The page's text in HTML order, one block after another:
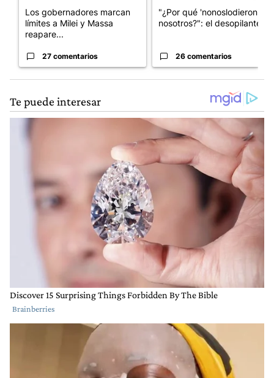
Los gobernadores marcan
límites a Milei y Massa
reapare...
27 comentarios
"¿Por qué 'nonoslodieron' a
nosotros?": el desopilante ...
26 comentarios